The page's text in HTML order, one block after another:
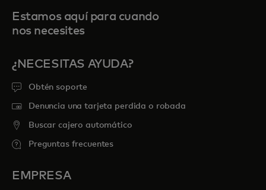
Estamos aquí para cuando
nos necesites
¿NECESITAS AYUDA?
Obtén soporte
Denuncia una tarjeta perdida o robada
Buscar cajero automático
Preguntas frecuentes
EMPRESA